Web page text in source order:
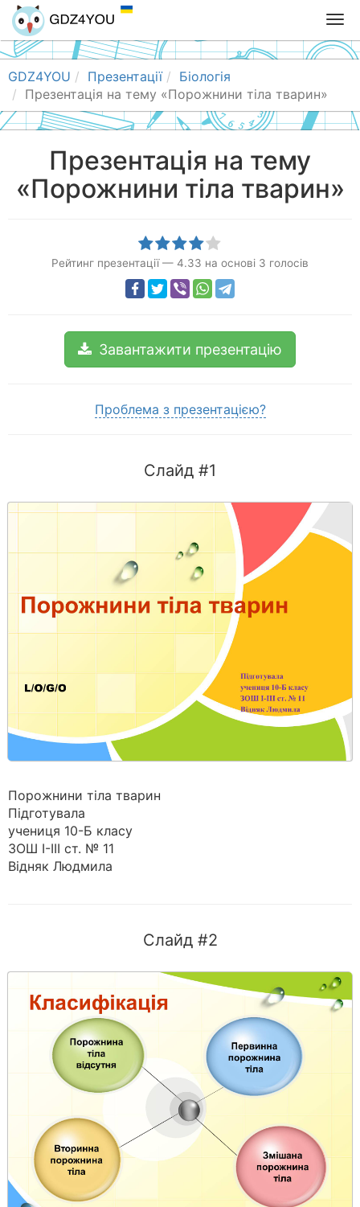
T
o
g
e
n
i
g
GDZ4YOU Презентації
Біологія
Презентація на тему «Порожнини тіла тварин»
Презентація на тему
«Порожнини тіла тварин»
Рейтинг презентації — 4.33 на основі 3 голосів
Завантажити презентацію
Проблема з презентацією?
Слайд #1
Порожнини тіла тварин
Підготувала
учениця 10-Б класу
ЗОШ І-ІІІ ст. № 11
Відняк Людмила
Слайд #2